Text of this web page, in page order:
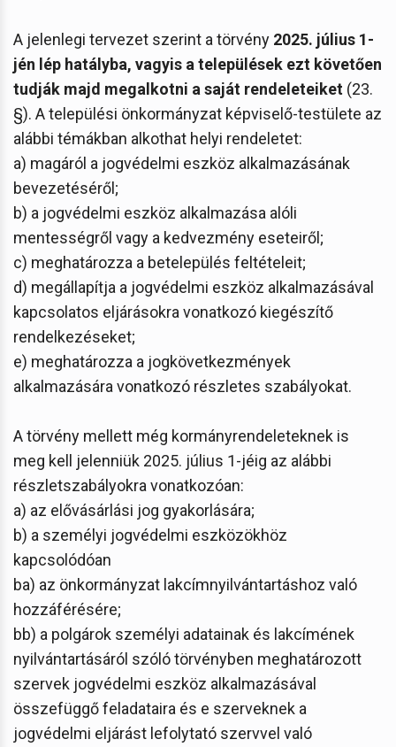
A jelenlegi tervezet szerint a törvény 2025. július 1-
jén lép hatályba, vagyis a települések ezt követően
tudják majd megalkotni a saját rendeleteiket (23.
§). A települési önkormányzat képviselő-testülete az
alábbi témákban alkothat helyi rendeletet:
a) magáról a jogvédelmi eszköz alkalmazásának
bevezetéséről;
b) a jogvédelmi eszköz alkalmazása alóli
mentességről vagy a kedvezmény eseteiről;
c) meghatározza a betelepülés feltételeit;
d) megállapítja a jogvédelmi eszköz alkalmazásával
kapcsolatos eljárásokra vonatkozó kiegészítő
rendelkezéseket;
e) meghatározza a jogkövetkezmények
alkalmazására vonatkozó részletes szabályokat.
A törvény mellett még kormányrendeleteknek is
meg kell jelenniük 2025. július 1-jéig az alábbi
részletszabályokra vonatkozóan:
a) az elővásárlási jog gyakorlására;
b) a személyi jogvédelmi eszközökhöz
kapcsolódóan
ba) az önkormányzat lakcímnyilvántartáshoz való
hozzáférésére;
bb) a polgárok személyi adatainak és lakcímének
nyilvántartásáról szóló törvényben meghatározott
szervek jogvédelmi eszköz alkalmazásával
összefüggő feladataira és e szerveknek a
jogvédelmi eljárást lefolytató szervvel való